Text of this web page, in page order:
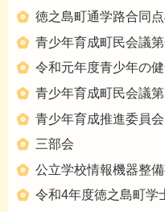
徳之島町通学路合同
青少年育成町民会議
令和元年度青少年の
青少年育成町民会議
青少年育成推進委員会
三部会
公立学校情報機器整
令和4年度徳之島町学